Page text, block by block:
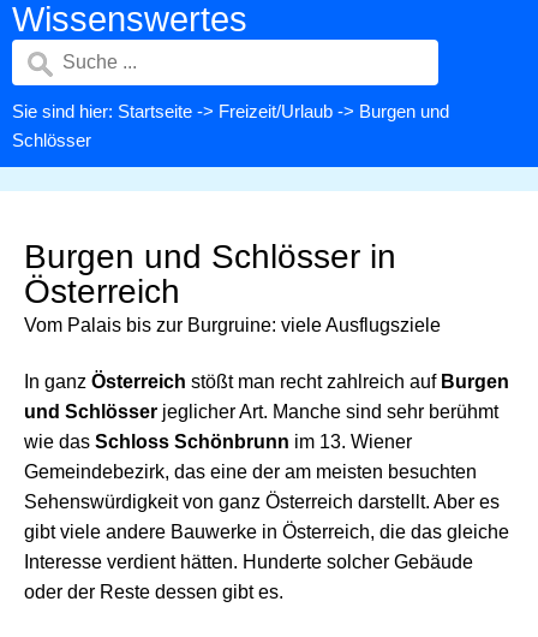
Wissenswertes
Sie sind hier: Startseite -> Freizeit/Urlaub -> Burgen und
Schlösser
Burgen und Schlösser in
Österreich
Vom Palais bis zur Burgruine: viele Ausflugsziele
In ganz Österreich stößt man recht zahlreich auf Burgen
und Schlösser jeglicher Art. Manche sind sehr berühmt
wie das Schloss Schönbrunn im 13. Wiener
Gemeindebezirk, das eine der am meisten besuchten
Sehenswürdigkeit von ganz Österreich darstellt. Aber es
gibt viele andere Bauwerke in Österreich, die das gleiche
Interesse verdient hätten. Hunderte solcher Gebäude
oder der Reste dessen gibt es.